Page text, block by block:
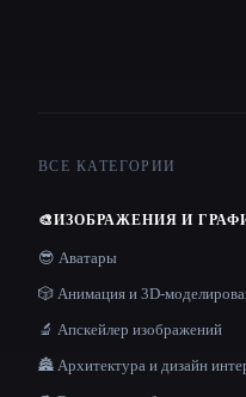
ВСЕ КАТЕГОРИИ
🎨ИЗОБРАЖЕНИЯ И
😎 Аватары
🎲 Анимация и 3D-
🔬 Апскейлер изображений
🏯 Архитектура и дизайн